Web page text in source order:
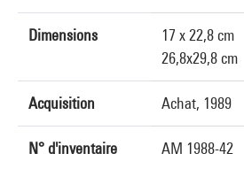
Dimensions
17 x 22,8 cm
26,8x29,8 cm
Acquisition Achat, 1989
N° d'inventaire AM 1988-42